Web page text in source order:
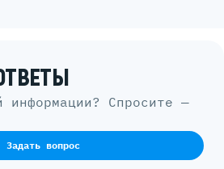
информации? Спросите —
Задать вопрос